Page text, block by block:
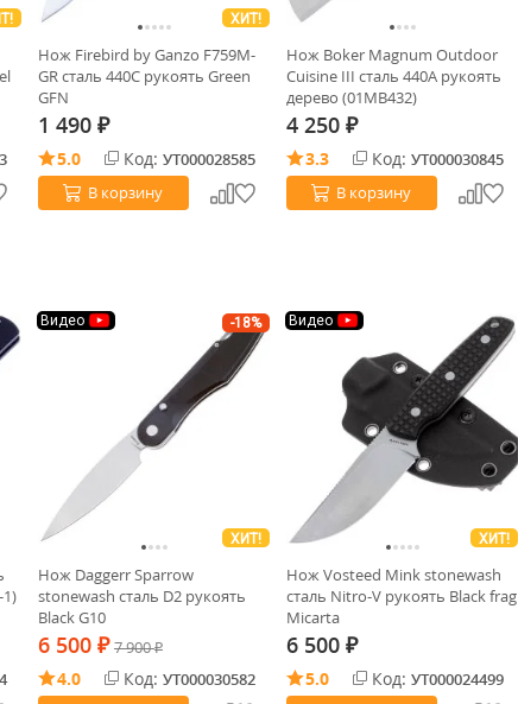
ХИТ!
Нож Firebird by Ganzo F759M-
GR cталь 440C рукоять Green
GFN
1 490 ₽
5.0 Код: УТ000028585
В корзину
Нож Boker Magnum Outdoor
Cuisine III сталь 440A рукоять
дерево (01MB432)
4 250 ₽
3.3 Код: УТ000030845
В корзину
1)
-18%
Видео
ХИТ!
Нож Daggerr Sparrow
stonewash сталь D2 рукоять
Black G10
6 500 ₽ 7 900₽
4.0 Код: УТ000030582
Видео
ХИТ!
Нож Vosteed Mink stonewash
сталь Nitro-V рукоять Black frag
Micarta
6 500 ₽
5.0 Код: УТ000024499